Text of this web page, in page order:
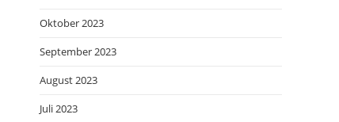
Oktober 2023
September 2023
August 2023
Juli 2023